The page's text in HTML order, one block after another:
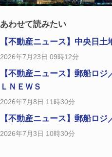
あわせて読みたい
【不動産ニュース】中央日
2026年7月23日 09時12分
【不動産ニュース】郵船ロ
ＬＮＥＷＳ
2026年7月8日 11時30分
【不動産ニュース】郵船ロ
2026年7月3日 10時30分